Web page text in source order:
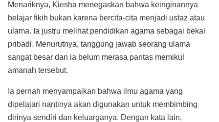
Menariknya, Kiesha menegaskan bahwa keinginannya
belajar fikih bukan karena bercita-cita menjadi ustaz atau
ulama. Ia justru melihat pendidikan agama sebagai bekal
pribadi. Menurutnya, tanggung jawab seorang ulama
sangat besar dan ia belum merasa pantas memikul
amanah tersebut.
Ia pernah menyampaikan bahwa ilmu agama yang
dipelajari nantinya akan digunakan untuk membimbing
dirinya sendiri dan keluarganya. Dengan kata lain,